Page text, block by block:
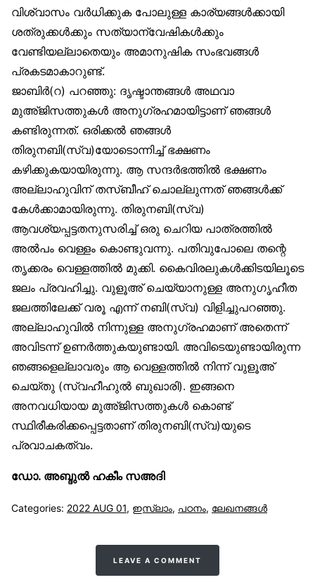
വിശ്വാസം വർധിക്കുക പോലുള്ള കാര്യങ്ങൾക്കായി
ശത്രുക്കൾക്കും സത്യാന്വേഷികൾക്കും
വേണ്ടിയല്ലാതെയും അമാനുഷിക സംഭവങ്ങൾ
പ്രകടമാകാറുണ്ട്.
ജാബിർ(റ) പറഞ്ഞു: ദൃഷ്ടാന്തങ്ങൾ അഥവാ
മുഅ്ജിസത്തുകൾ അനുഗ്രഹമായിട്ടാണ് ഞങ്ങൾ
കണ്ടിരുന്നത്. ഒരിക്കൽ ഞങ്ങൾ
തിരുനബി(സ്വ)യോടൊന്നിച്ച് ഭക്ഷണം
കഴിക്കുകയായിരുന്നു. ആ സന്ദർഭത്തിൽ ഭക്ഷണം
അല്ലാഹുവിന് തസ്ബീഹ് ചൊല്ലുന്നത് ഞങ്ങൾക്ക്
കേൾക്കാമായിരുന്നു. തിരുനബി(സ്വ)
ആവശ്യപ്പട്ടതനുസരിച്ച് ഒരു ചെറിയ പാത്രത്തിൽ
അൽപം വെള്ളം കൊണ്ടുവന്നു. പതിവുപോലെ തന്റെ
തൃക്കരം വെള്ളത്തിൽ മുക്കി. കൈവിരലുകൾക്കിടയിലൂടെ
ജലം പ്രവഹിച്ചു. വുളൂഅ് ചെയ്യാനുള്ള അനുഗൃഹീത
ജലത്തിലേക്ക് വരൂ എന്ന് നബി(സ്വ) വിളിച്ചുപറഞ്ഞു.
അല്ലാഹുവിൽ നിന്നുള്ള അനുഗ്രഹമാണ് അതെന്ന്
അവിടന്ന് ഉണർത്തുകയുണ്ടായി. അവിടെയുണ്ടായിരുന്ന
ഞങ്ങളെല്ലാവരും ആ വെള്ളത്തിൽ നിന്ന് വുളൂഅ്
ചെയ്തു (സ്വഹീഹുൽ ബുഖാരി). ഇങ്ങനെ
അനവധിയായ മുഅ്ജിസത്തുകൾ കൊണ്ട്
സ്ഥിരീകരിക്കപ്പെട്ടതാണ് തിരുനബി(സ്വ)യുടെ
പ്രവാചകത്വം.
ഡോ. അബ്ദുൽ ഹകീം സഅദി
Categories: 2022 AUG 01, ഇസ്‌ലാം, പഠനം, ലേഖനങ്ങള്‍
LEAVE A COMMENT